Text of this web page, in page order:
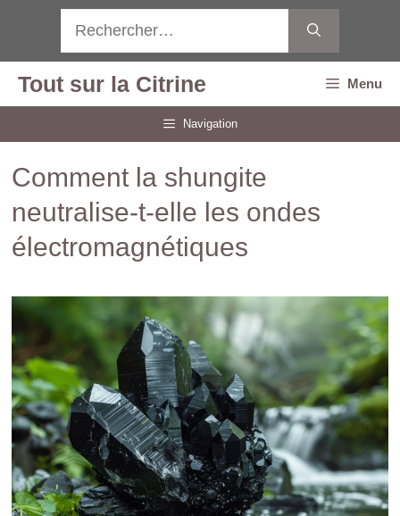
contenu
Tout sur la Citrine Menu
Navigation
Comment la shungite
neutralise-t-elle les ondes
électromagnétiques